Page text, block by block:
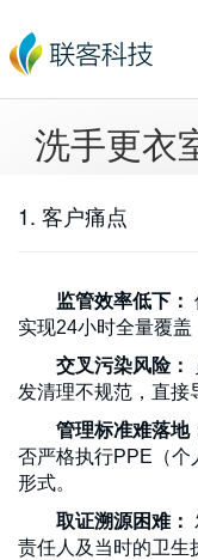
洗手更衣
1. 客户痛点
监管效率低下：
实现24小时全量覆盖
交叉污染风险：
发清理不规范，直接
管理标准难落地
否严格执行PPE（个
形式。
取证溯源困难：
责任人及当时的卫生